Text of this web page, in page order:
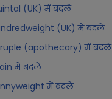
(UK) में बदलें
(UK) में बदलें
(apothecary) में बदलें
में बदलें
में बदलें